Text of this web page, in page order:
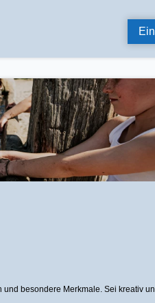
besondere Merkmale. Sei kreativ